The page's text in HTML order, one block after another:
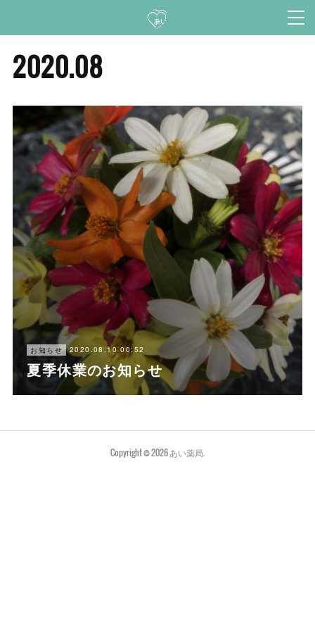
2020.08
お知らせ 2020.08.10 00:52
夏季休業のお知らせ
Copyright ©2026あい薬局.